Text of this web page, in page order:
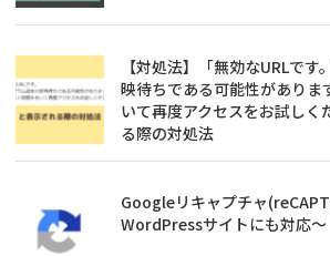
【対処法】「無効なURLで
映待ちである可能性がありま
いて再度アクセスをお試しく
る際の対処法
Googleリキャプチャ
WordPressサイトにも対応～